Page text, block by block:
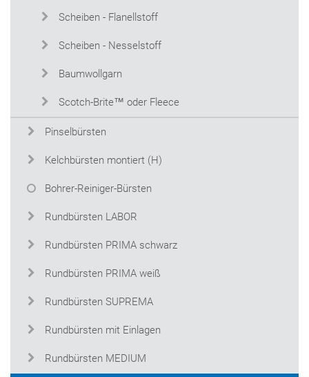
Scheiben - Flanellstoff
Scheiben - Nesselstoff
Baumwollgarn
Scotch-Brite™ oder Fleece
Pinselbürsten
Kelchbürsten montiert (H)
Bohrer-Reiniger-Bürsten
Rundbürsten LABOR
Rundbürsten PRIMA schwarz
Rundbürsten PRIMA weiß
Rundbürsten SUPREMA
Rundbürsten mit Einlagen
Rundbürsten MEDIUM